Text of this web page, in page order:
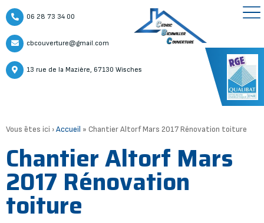
06 28 73 34 00
cbcouverture@gmail.com
13 rue de la Mazière, 67130 Wisches
Vous êtes ici ›Accueil » Chantier Altorf Mars 2017 Rénovation toiture
Chantier Altorf Mars
2017 Rénovation
toiture